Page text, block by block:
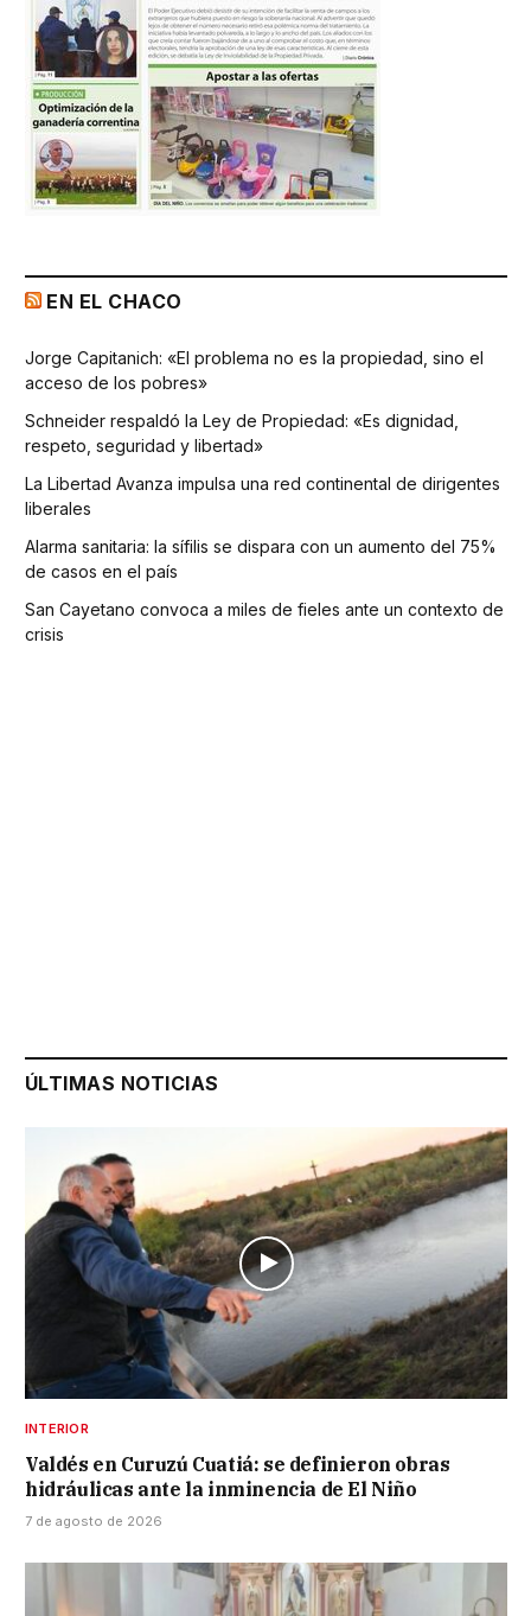
EN EL CHACO
Jorge Capitanich: «El problema no es la propiedad, sino el
acceso de los pobres»
Schneider respaldó la Ley de Propiedad: «Es dignidad,
respeto, seguridad y libertad»
La Libertad Avanza impulsa una red continental de dirigentes
liberales
Alarma sanitaria: la sífilis se dispara con un aumento del 75%
de casos en el país
San Cayetano convoca a miles de fieles ante un contexto de
crisis
ÚLTIMAS NOTICIAS
INTERIOR
Valdés en Curuzú Cuatiá: se definieron obras
hidráulicas ante la inminencia de El Niño
7 de agosto de 2026